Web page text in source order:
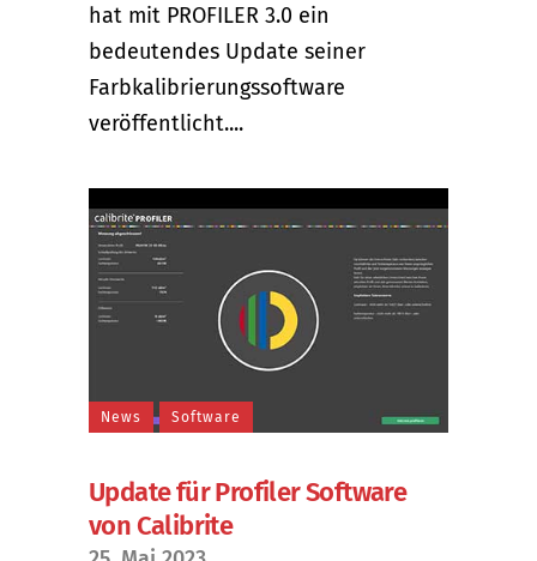
hat mit PROFILER 3.0 ein
bedeutendes Update seiner
Farbkalibrierungssoftware
veröffentlicht....
News Software
Update für Profiler Software
von Calibrite